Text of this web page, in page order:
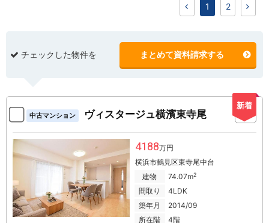
1 2
チェックした物件を まとめて資料請求する
新着
中古マンション ヴィスタージュ横濱東寺尾
4188万円
横浜市鶴見区東寺尾中台
建物
74.07m2
間取り
4LDK
築年月
2014/09
所在階
4階